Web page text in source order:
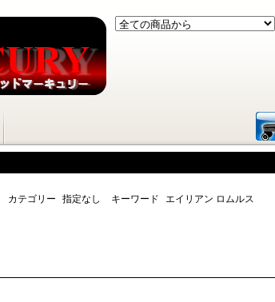
カテゴリー 指定なし キーワード エイリアン ロムルス